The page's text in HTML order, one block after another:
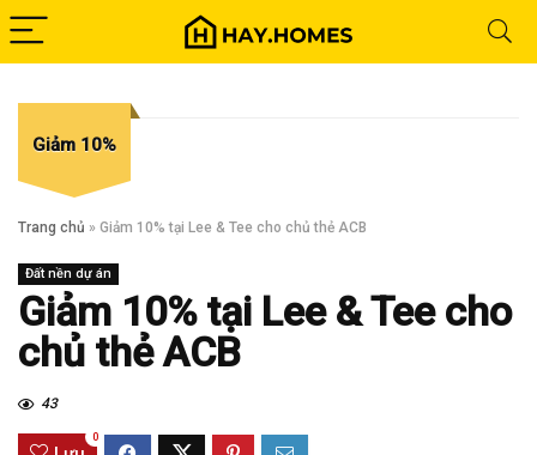
Giảm 10%
Trang chủ » Giảm 10% tại Lee & Tee cho chủ thẻ ACB
Đất nền dự án
Giảm 10% tại Lee & Tee cho
chủ thẻ ACB
43
0